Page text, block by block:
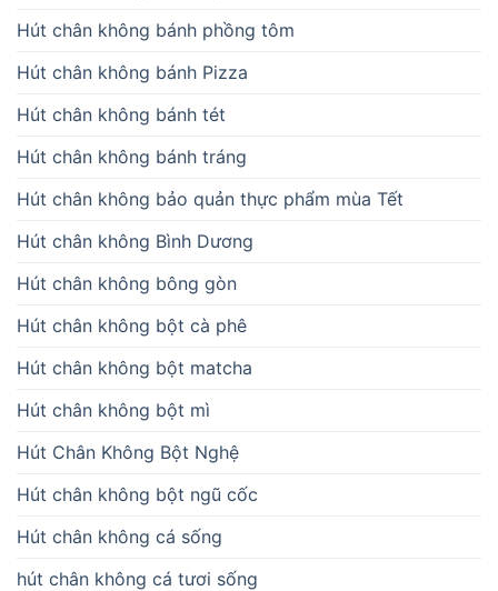
Hút chân không bánh phồng tôm
Hút chân không bánh Pizza
Hút chân không bánh tét
Hút chân không bánh tráng
Hút chân không bảo quản thực phẩm mùa Tết
Hút chân không Bình Dương
Hút chân không bông gòn
Hút chân không bột cà phê
Hút chân không bột matcha
Hút chân không bột mì
Hút Chân Không Bột Nghệ
Hút chân không bột ngũ cốc
Hút chân không cá sống
hút chân không cá tươi sống